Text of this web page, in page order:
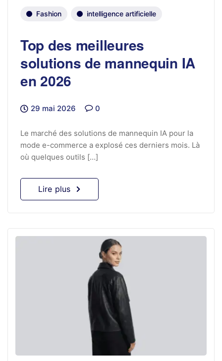
Fashion intelligence artificielle
Top des meilleures
solutions de mannequin IA
en 2026
29 mai 2026 0
Le marché des solutions de mannequin IA pour la
mode e-commerce a explosé ces derniers mois. Là
où quelques outils […]
Lire plus